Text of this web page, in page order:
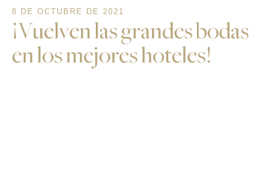
8 DE OCTUBRE DE 2021
¡Vuelven las grandes bodas
en los mejores hoteles!